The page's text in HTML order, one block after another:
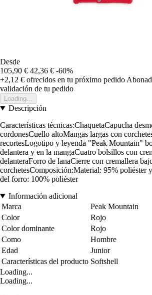
Desde
105,90 € 42,36 € -60%
+2,12 € ofrecidos en tu próximo pedido
validación de tu pedido
Loading...
Descripción
Características técnicas:ChaquetaCapucha
cordonesCuello altoMangas largas con
recortesLogotipo y leyenda "Peak Mountain"
delantera y en la mangaCuatro bolsillos con
delanteraForro de lanaCierre con cremallera
corchetesComposición:Material: 95% poliéster
del forro: 100% poliéster
Información adicional
Marca
Peak Mountain
Color
Rojo
Color dominante
Rojo
Como
Hombre
Edad
Junior
Características del producto Softshell
Loading...
Loading...